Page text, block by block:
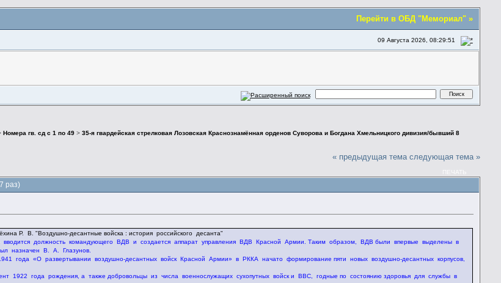
Перейти в ОБД "Мемориал" »
09 Августа 2026, 08:29:51
Номера гв. сд с 1 по 49 >35-я гвардейская стрелковая Лозовская Краснознамённая орденов Суворова и Богдана Хмельницкого дивизия/бывший 8
« предыдущая тема следующая тема »
ПЕЧАТЬ
раз)
Р. В. "Воздушно-десантные войска : история российского десанта"
должность командующего ВДВ и создается аппарат управления ВДВ Красной Армии. Таким об­разом, ВДВ были впервые выделены в
назначен В. А. Глазунов.
года «О развертывании воздушно-десантных войск Красной Армии» в РККА начато формирование пяти новых воздушно-десантных корпусов,
1922 года рождения, а также добровольцы из числа военнослужащих сухопутных войск и ВВС, годные по состоянию здоровья для службы в